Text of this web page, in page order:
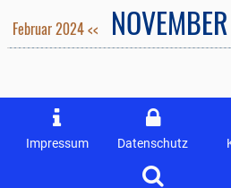
Februar 2024 <<
Impressum Datenschutz